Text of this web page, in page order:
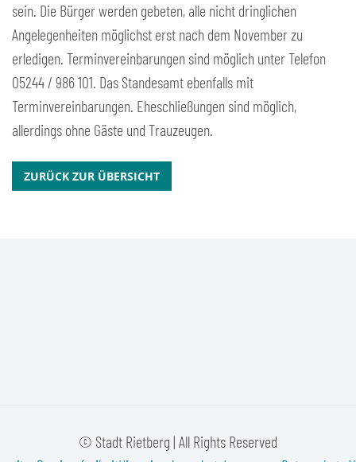
sein. Die Bürger werden gebeten, alle nicht dringlichen
Angelegenheiten möglichst erst nach dem November zu
erledigen. Terminvereinbarungen sind möglich unter Telefon
05244 / 986 101. Das Standesamt ebenfalls mit
Terminvereinbarungen. Eheschließungen sind möglich,
allerdings ohne Gäste und Trauzeugen.
ZURÜCK ZUR ÜBERSICHT
© Stadt Rietberg | All Rights Reserved